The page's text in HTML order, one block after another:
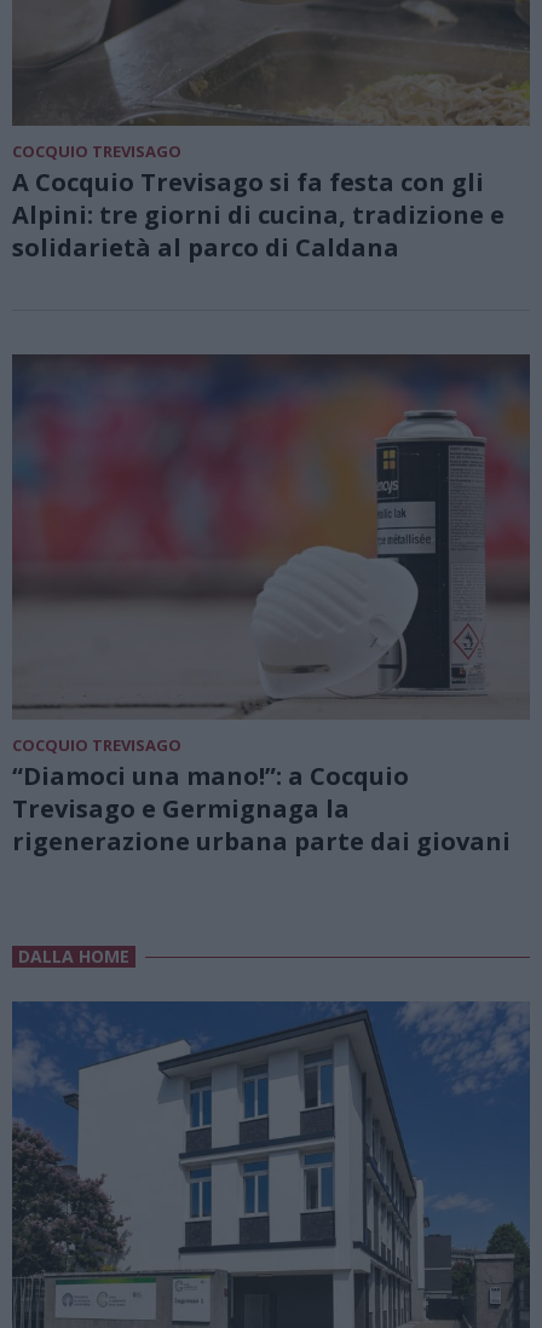
COCQUIO TREVISAGO
A Cocquio Trevisago si fa festa con gli
Alpini: tre giorni di cucina, tradizione e
solidarietà al parco di Caldana
COCQUIO TREVISAGO
“Diamoci una mano!”: a Cocquio
Trevisago e Germignaga la
rigenerazione urbana parte dai giovani
DALLA HOME